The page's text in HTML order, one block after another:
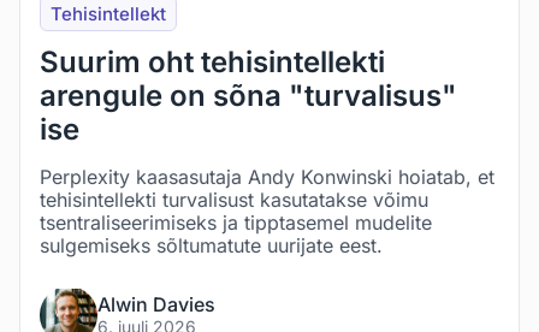
Tehisintellekt
Suurim oht tehisintellekti
arengule on sõna "turvalisus"
ise
Perplexity kaasasutaja Andy Konwinski hoiatab, et
tehisintellekti turvalisust kasutatakse võimu
tsentraliseerimiseks ja tipptasemel mudelite
sulgemiseks sõltumatute uurijate eest.
Alwin Davies
6. juuli 2026